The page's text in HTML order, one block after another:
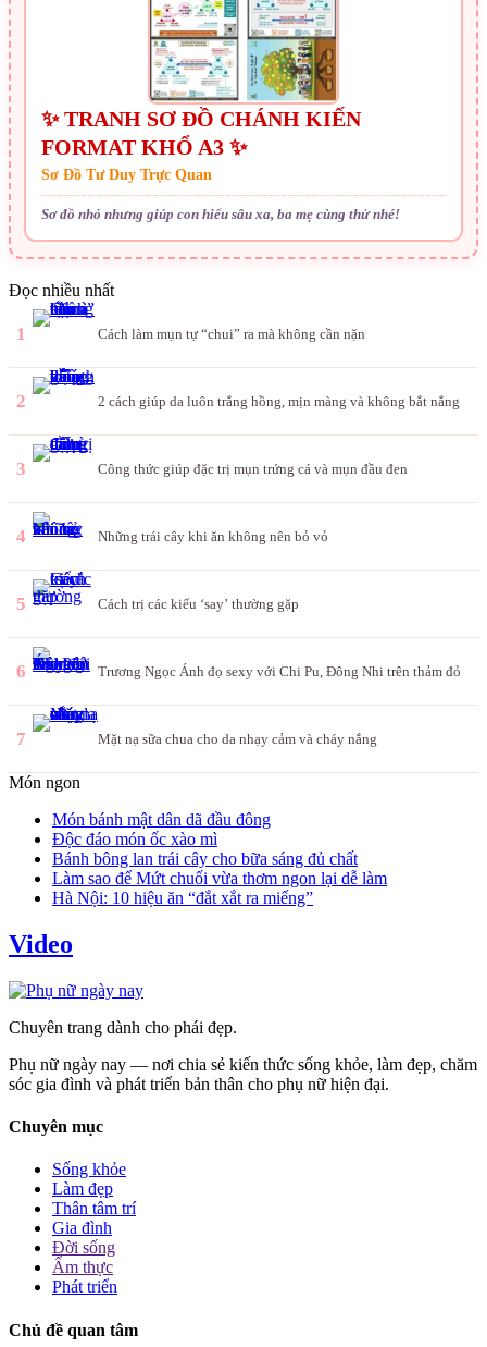
✨ TRANH SƠ ĐỒ CHÁNH KIẾN
FORMAT KHỔ A3 ✨
Sơ Đồ Tư Duy Trực Quan
Sơ đồ nhỏ nhưng giúp con hiểu sâu xa, ba mẹ cùng thử nhé!
Đọc nhiều nhất
1 Cách làm mụn tự “chui” ra mà không cần nặn
2 2 cách giúp da luôn trắng hồng, mịn màng và không bắt nắng
3 Công thức giúp đặc trị mụn trứng cá và mụn đầu đen
4 Những trái cây khi ăn không nên bỏ vỏ
5 Cách trị các kiểu ‘say’ thường gặp
6 Trương Ngọc Ánh đọ sexy với Chi Pu, Đông Nhi trên thảm đỏ
7 Mặt nạ sữa chua cho da nhạy cảm và cháy nắng
Món ngon
Món bánh mật dân dã đầu đông
Độc đáo món ốc xào mì
Bánh bông lan trái cây cho bữa sáng đủ chất
Làm sao để Mứt chuối vừa thơm ngon lại dễ làm
Hà Nội: 10 hiệu ăn “đắt xắt ra miếng”
Video
Chuyên trang dành cho phái đẹp.
Phụ nữ ngày nay — nơi chia sẻ kiến thức sống khỏe, làm đẹp, chăm
sóc gia đình và phát triển bản thân cho phụ nữ hiện đại.
Chuyên mục
Sống khỏe
Làm đẹp
Thân tâm trí
Gia đình
Đời sống
Ẩm thực
Phát triển
Chủ đề quan tâm